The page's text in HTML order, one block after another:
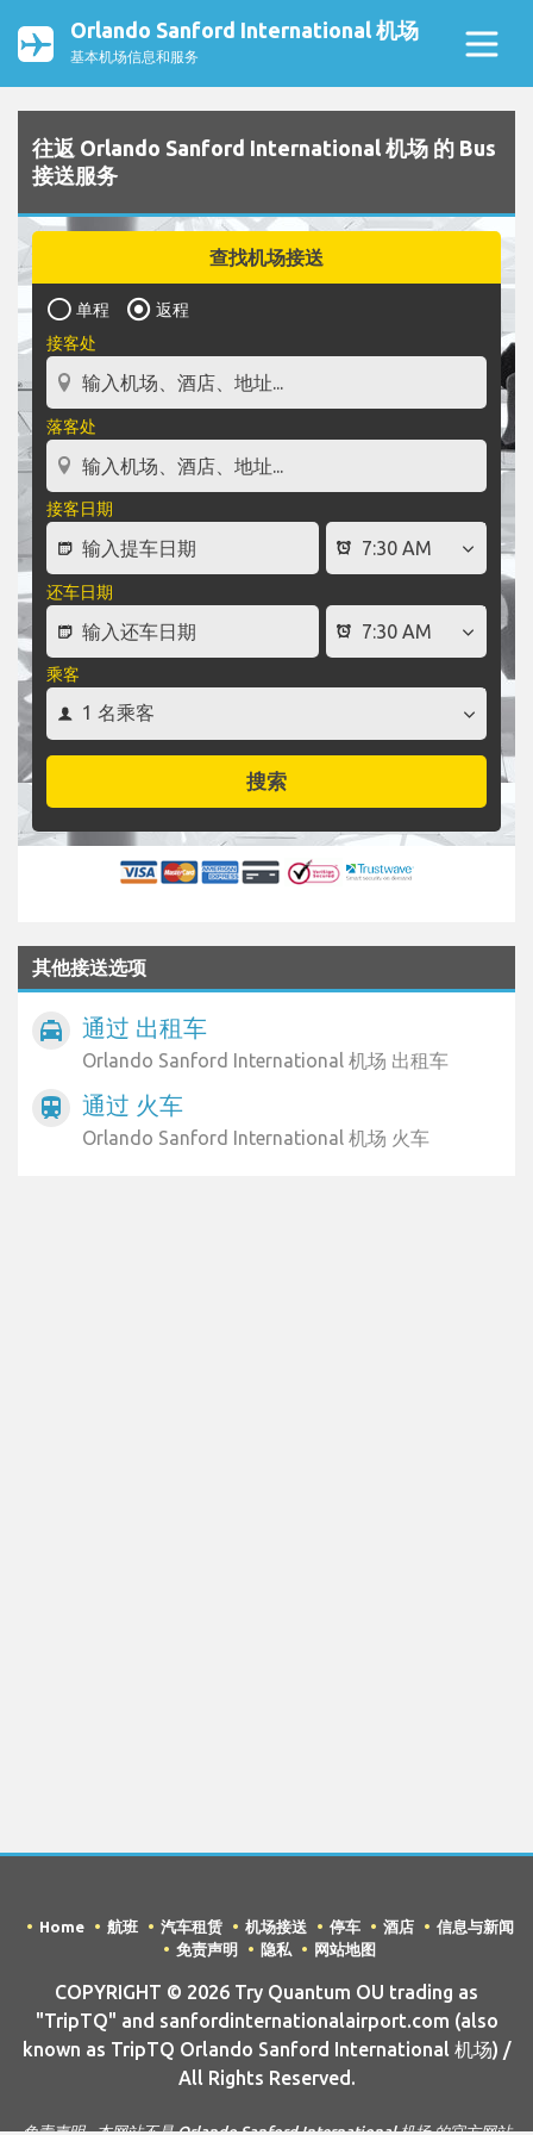
Orlando Sanford International 机场
基本机场信息和服务
往返 Orlando Sanford International 机场 的 Bus
接送服务
查找机场接送
单程
返程
接客处
落客处
接客日期
还车日期
乘客
搜索
其他接送选项
local_taxi 通过 出租车
Orlando Sanford International 机场 出租车
train 通过 火车
Orlando Sanford International 机场 火车
Home 航班 汽车租赁 机场接送 停车 酒店
信息与新闻
免责声明
隐私 网站地图
COPYRIGHT © 2026 Try Quantum OU trading as
"TripTQ" and sanfordinternationalairport.com (also
known as TripTQ Orlando Sanford International 机场) /
All Rights Reserved.